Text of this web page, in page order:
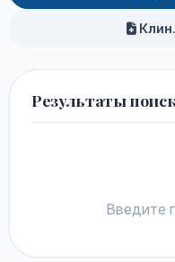
Результаты
Введите